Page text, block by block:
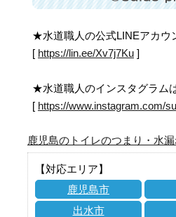
★水道職人の公式LINEアカウ
[ https://lin.ee/Xv7j7Ku ]
★水道職人のインスタグラム
[ https://www.instagram.com/
鹿児島のトイレのつまり・水
【対応エリア】
鹿児島市
出水市